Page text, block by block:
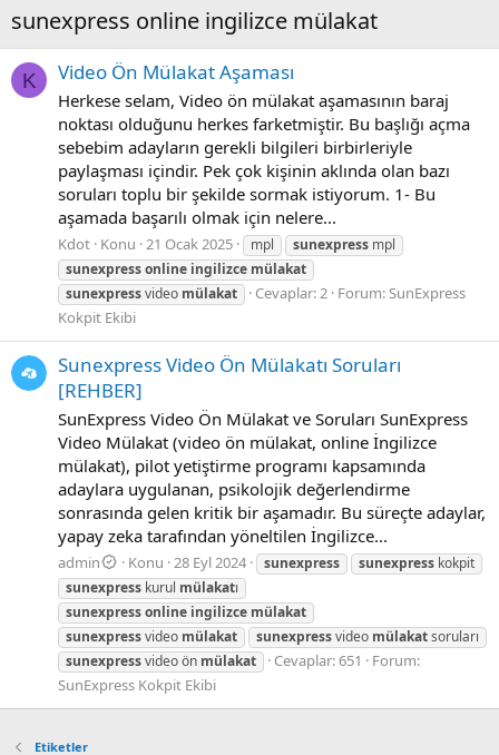
sunexpress online ingilizce mülakat
K Video Ön Mülakat Aşaması
Herkese selam, Video ön mülakat aşamasının baraj
noktası olduğunu herkes farketmiştir. Bu başlığı açma
sebebim adayların gerekli bilgileri birbirleriyle
paylaşması içindir. Pek çok kişinin aklında olan bazı
soruları toplu bir şekilde sormak istiyorum. 1- Bu
aşamada başarılı olmak için nelere...
Kdot Konu 21 Ocak 2025 mpl sunexpress mpl
sunexpressonline ingilizce mülakat
sunexpressvideo mülakat Cevaplar: 2 Forum:SunExpress
Kokpit Ekibi
Sunexpress Video Ön Mülakatı Soruları
[REHBER]
SunExpress Video Ön Mülakat ve Soruları SunExpress
Video Mülakat (video ön mülakat, online İngilizce
mülakat), pilot yetiştirme programı kapsamında
adaylara uygulanan, psikolojik değerlendirme
sonrasında gelen kritik bir aşamadır. Bu süreçte adaylar,
yapay zeka tarafından yöneltilen İngilizce...
admin Konu 28 Eyl 2024 sunexpress sunexpress kokpit
sunexpress kurul mülakatı
sunexpressonline ingilizce mülakat
sunexpressvideo mülakat sunexpressvideo mülakatsoruları
sunexpressvideo ön mülakat Cevaplar: 651
Forum:
SunExpress Kokpit Ekibi
Etiketler